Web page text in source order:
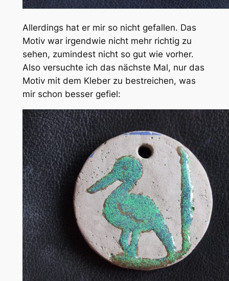
Allerdings hat er mir so nicht gefallen. Das
Motiv war irgendwie nicht mehr richtig zu
sehen, zumindest nicht so gut wie vorher.
Also versuchte ich das nächste Mal, nur das
Motiv mit dem Kleber zu bestreichen, was
mir schon besser gefiel: